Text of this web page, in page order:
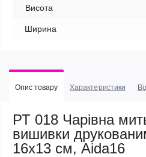
Висота
Ширина
Опис товару Характеристики
РТ 018 Чарівна
вишивки
16x13 см, Aida16